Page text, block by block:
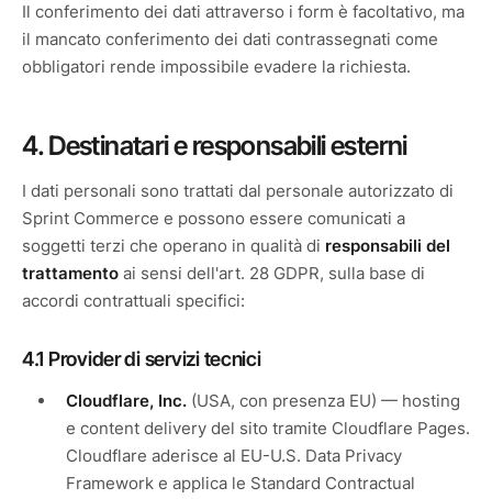
Il conferimento dei dati attraverso i form è facoltativo, ma
il mancato conferimento dei dati contrassegnati come
obbligatori rende impossibile evadere la richiesta.
4. Destinatari e responsabili esterni
I dati personali sono trattati dal personale autorizzato di
Sprint Commerce e possono essere comunicati a
soggetti terzi che operano in qualità di responsabili del
trattamento ai sensi dell'art. 28 GDPR, sulla base di
accordi contrattuali specifici:
4.1 Provider di servizi tecnici
Cloudflare, Inc. (USA, con presenza EU) — hosting
e content delivery del sito tramite Cloudflare Pages.
Cloudflare aderisce al EU-U.S. Data Privacy
Framework e applica le Standard Contractual